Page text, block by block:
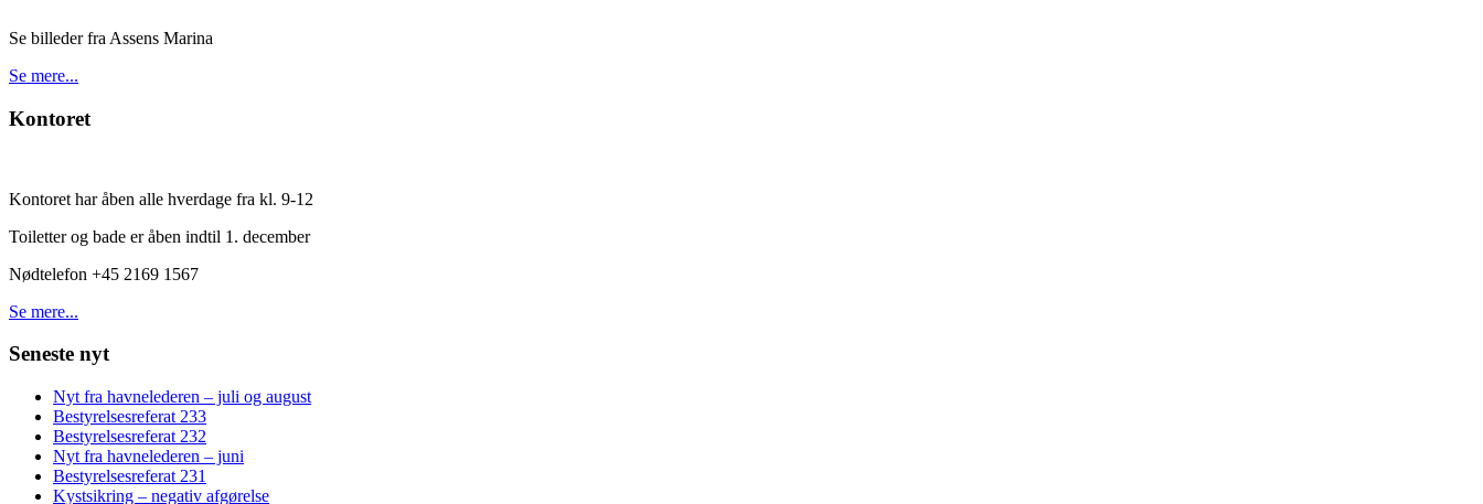
Se billeder fra Assens Marina
Se mere...
Kontoret
Kontoret har åben alle hverdage fra kl. 9-12
Toiletter og bade er åben indtil 1. december
Nødtelefon +45 2169 1567
Se mere...
Seneste nyt
Nyt fra havnelederen – juli og august
Bestyrelsesreferat 233
Bestyrelsesreferat 232
Nyt fra havnelederen – juni
Bestyrelsesreferat 231
Kystsikring – negativ afgørelse